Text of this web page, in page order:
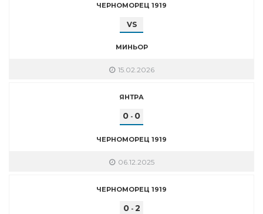
ЧЕРНОМОРЕЦ 1919
VS
МИНЬОР
15.02.2026
ЯНТРА
0 - 0
ЧЕРНОМОРЕЦ 1919
06.12.2025
ЧЕРНОМОРЕЦ 1919
0- 2